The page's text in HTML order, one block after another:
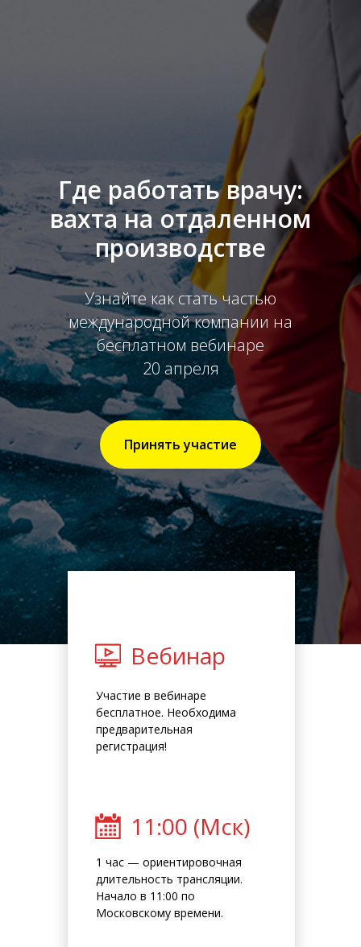
Где работать врачу:
вахта на отдаленном
производстве
Узнайте как стать частью
международной компании на
бесплатном вебинаре
20 апреля
Принять участие
1 час — ориентировочная
длительность трансляции.
Начало в 11:00 по
Московскому времени.
11:00 (Мск)
Вебинар
Участие в вебинаре
бесплатное. Необходима
предварительная
регистрация!